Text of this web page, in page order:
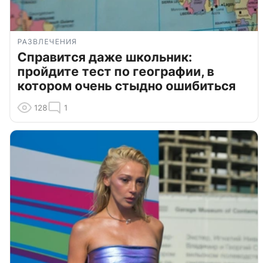
РАЗВЛЕЧЕНИЯ
Справится даже школьник:
пройдите тест по географии, в
котором очень стыдно ошибиться
128 1